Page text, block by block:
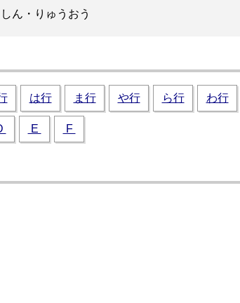
ん・りゅうおう
は行 ま行 や行 ら行 わ行
E F